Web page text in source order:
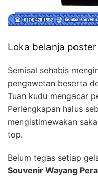
Loka belanja
Semisal sehabis
pengawetan beserta
Tuan kudu mengacar
Perlengkapan halus
mengistimewakan
top.
Belum tegas setiap
Souvenir Wayang